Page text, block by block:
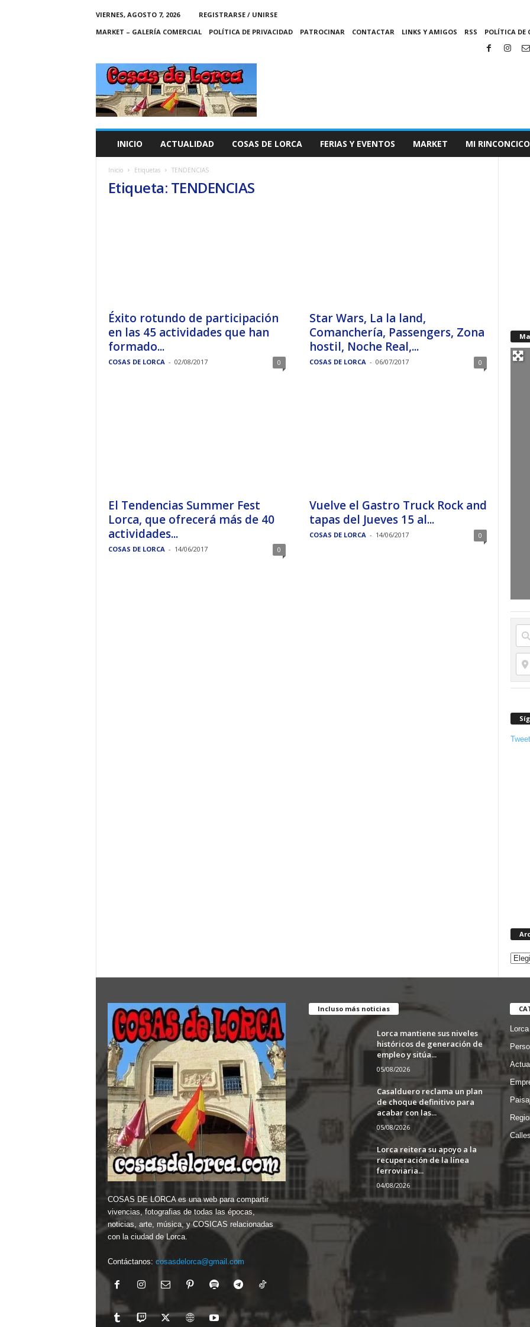
VIERNES, AGOSTO 7, 2026
REGISTRARSE / UNIRSE
MARKET – GALERÍA COMERCIAL
POLÍTICA DE PRIVACIDAD PATROCINAR CONTACTAR LINKS Y AMIGOS RSS POLÍTICA DE
C
A
S
INICIO ACTUALIDAD COSAS DE LORCA FERIAS Y EVENTOS MARKET MI RINCONCICO
Inicio Etiquetas TENDENCIAS
Etiqueta: TENDENCIAS
Éxito rotundo de participación
en las 45 actividades que han
formado...
COSAS DE LORCA - 02/08/2017 0
Star Wars, La la land,
Comanchería, Passengers, Zona
hostil, Noche Real,...
COSAS DE LORCA - 06/07/2017 0
El Tendencias Summer Fest
Lorca, que ofrecerá más de 40
actividades...
COSAS DE LORCA - 14/06/2017 0
Vuelve el Gastro Truck Rock and
tapas del Jueves 15 al...
COSAS DE LORCA - 14/06/2017 0
COSAS DE LORCA es una web para compartir
vivencias, fotografias de todas las épocas,
noticias, arte, música, y COSICAS relacionadas
con la ciudad de Lorca.
Contáctanos: cosasdelorca@gmail.com
Incluso más noticias
Lorca mantiene sus niveles
históricos de generación de
empleo y sitúa...
05/08/2026
Casalduero reclama un plan
de choque definitivo para
acabar con las...
05/08/2026
Lorca reitera su apoyo a la
recuperación de la línea
ferroviaria...
04/08/2026
Lorca